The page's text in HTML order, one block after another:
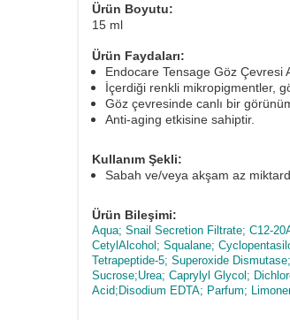
Ürün Boyutu:
15 ml
Ürün Faydaları:
Endocare Tensage Göz Çevresi
İçerdiği renkli mikropigmentler,
Göz çevresinde canlı bir
Anti-aging etkisine sahiptir.
Kullanım Şekli:
Sabah ve/veya akşam az
Ürün Bileşimi:
Aqua; Snail Secretion Filtrate; C12-
CetylAlcohol; Squalane;
Tetrapeptide-5; Superoxide
Sucrose;Urea; Caprylyl Glycol;
Acid;Disodium EDTA; Parfum;